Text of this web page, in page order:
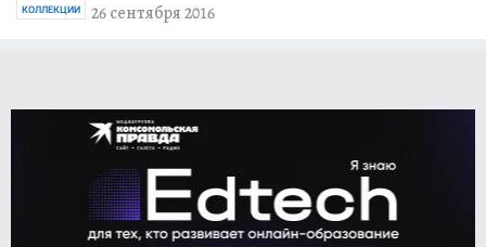
26 сентября 2016
КОЛЛЕКЦИИ